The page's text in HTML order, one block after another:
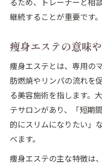
継続することが重要です。
痩身エステの意味
痩身エステとは、専用の
肪燃焼やリンパの流れを
る美容施術を指します。
テサロンがあり、「短期
的にスリムになりたい」
べます。
痩身エステの主な特徴は